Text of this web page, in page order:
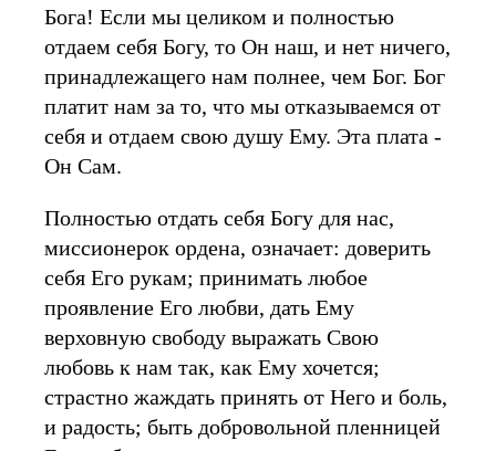
Бога! Если мы целиком и полностью
отдаем себя Богу, то Он наш, и нет ничего,
принадлежащего нам полнее, чем Бог. Бог
платит нам за то, что мы отказываемся от
себя и отдаем свою душу Ему. Эта плата -
Он Сам.
Полностью отдать себя Богу для нас,
миссионерок ордена, означает: доверить
себя Его рукам; принимать любое
проявление Его любви, дать Ему
верховную свободу выражать Свою
любовь к нам так, как Ему хочется;
страстно жаждать принять от Него и боль,
и радость; быть добровольной пленницей